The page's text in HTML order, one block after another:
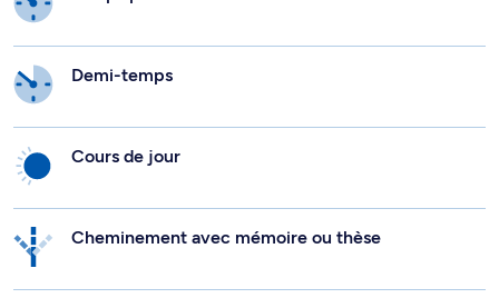
Demi-temps
Cours de jour
Cheminement avec mémoire ou thèse